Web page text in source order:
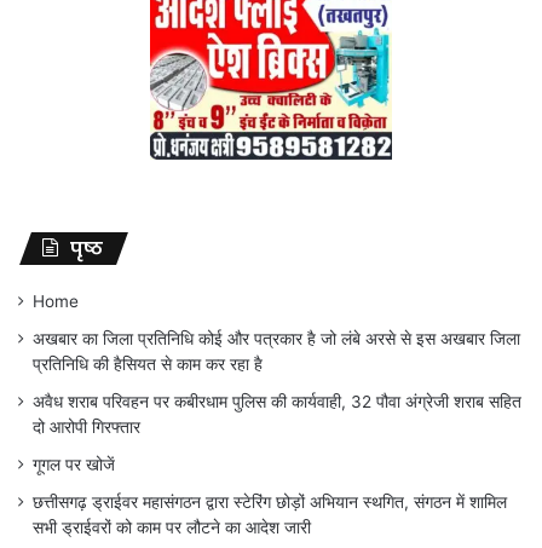
पृष्ठ
Home
अखबार का जिला प्रतिनिधि कोई और पत्रकार है जो लंबे अरसे से इस अखबार जिला
प्रतिनिधि की हैसियत से काम कर रहा है
अवैध शराब परिवहन पर कबीरधाम पुलिस की कार्यवाही, 32 पौवा अंग्रेजी शराब सहित
दो आरोपी गिरफ्तार
गूगल पर खोजें
छत्तीसगढ़ ड्राईवर महासंगठन द्वारा स्टेरिंग छोड़ों अभियान स्थगित, संगठन में शामिल
सभी ड्राईवरों को काम पर लौटने का आदेश जारी